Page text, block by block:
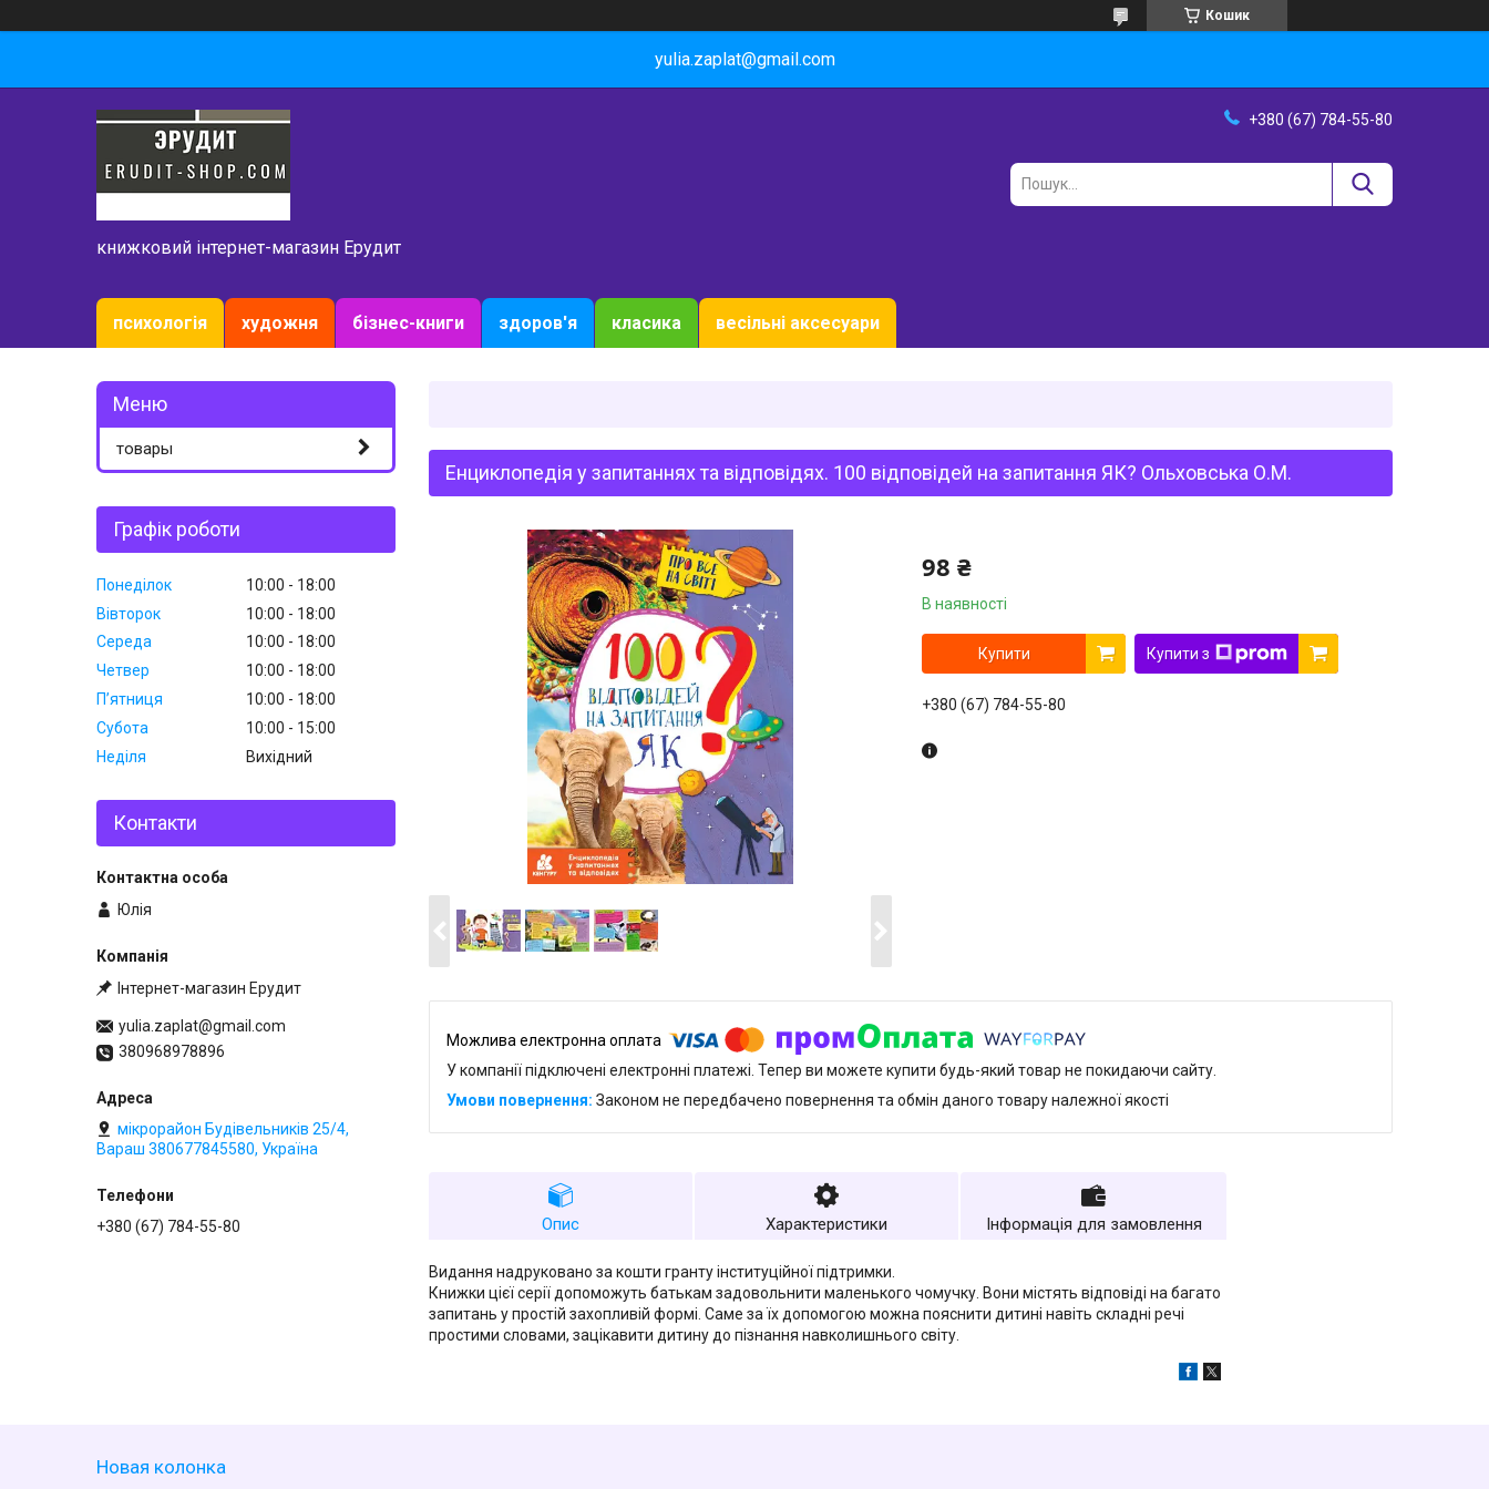
Кошик
yulia.zaplat@gmail.com
книжковий інтернет-магазин Ерудит
+380 (67) 784-55-80
психологія художня бізнес-книги здоров'я класика весільні аксесуари
Енциклопедія у запитаннях та відповідях. 100 відповідей на запитання ЯК? Ольховська О.М.
98 ₴
В наявності
Купити Купити з
+380 (67) 784-55-80
У компанії підключені електронні платежі. Тепер ви можете купити будь-який товар не покидаючи сайту.
Законом не передбачено повернення та обмін даного товару належної якості
Опис Характеристики Інформація для замовлення
Видання надруковано за кошти гранту інституційної підтримки.
Книжки цієї серії допоможуть батькам задовольнити маленького чомучку. Вони містять відповіді на багато
запитань у простій захопливій формі. Саме за їх допомогою можна пояснити дитині навіть складні речі
простими словами, зацікавити дитину до пізнання навколишнього світу.
товары
Графік роботи
Понеділок 10:00
18:00
Вівторок
10:00
18:00
Середа
10:00
18:00
Четвер
10:00
18:00
Пʼятниця
10:00
18:00
Субота
10:00
15:00
Неділя
Вихідний
Контакти
Юлія
Інтернет-магазин Ерудит
yulia.zaplat@gmail.com
380968978896
мікрорайон Будівельників 25/4,
Вараш 380677845580, Україна
+380 (67) 784-55-80
Новая колонка